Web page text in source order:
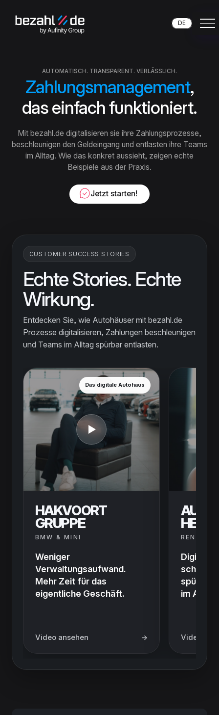
DE
AUTOMATISCH. TRANSPARENT. VERLÄSSLICH.
Zahlungsmanagement,
das einfach funktioniert.
Mit bezahl.de digitalisieren sie ihre Zahlungsprozesse,
beschleunigen den Geldeingang und entlasten ihre Teams
im Alltag. Wie das konkret aussieht, zeigen echte
Beispiele aus der Praxis.
Jetzt starten!
CUSTOMER SUCCESS STORIES
Echte Stories. Echte
Wirkung.
Entdecken Sie, wie Autohäuser mit bezahl.de
Prozesse digitalisieren, Zahlungen beschleunigen
und Teams im Alltag spürbar entlasten.
Das digitale Autohaus
HAKVOORT
GRUPPE
BMW & MINI
Weniger
Verwaltungsaufwand.
Mehr Zeit für das
eigentliche Geschäft.
Video ansehen →
Digitale
spürbar
im Alltag.
Video